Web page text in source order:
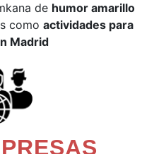
de humor amarillo
como actividades para
Madrid